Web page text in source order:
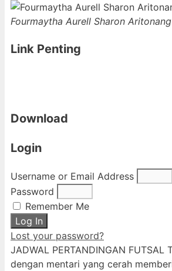
Fourmaytha Aurell Sharon Aritonang
Link Penting
Download
Login
Username or Email Address
Password
Remember Me
Log In
Lost your password?
JADWAL PERTANDINGAN FUTSAL
dengan mentari yang cerah